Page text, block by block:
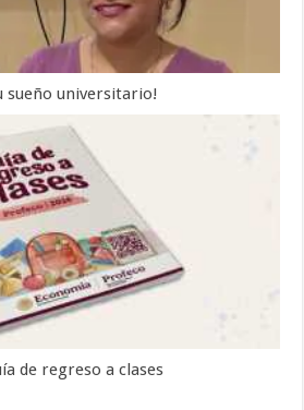
sueño universitario!
de regreso a clases